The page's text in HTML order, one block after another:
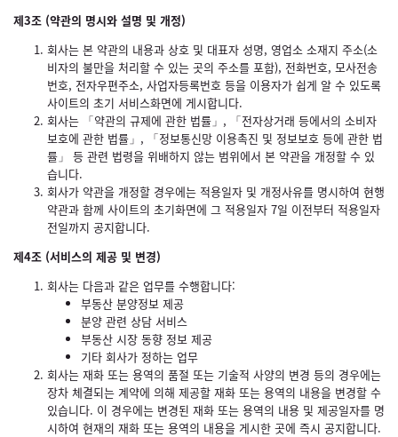
제3조 (약관의 명시와 설명 및 개정)
회사는 본 약관의 내용과 상호 및 대표자 성명, 영업소 소재지 주소(소
비자의 불만을 처리할 수 있는 곳의 주소를 포함), 전화번호, 모사전송
번호, 전자우편주소, 사업자등록번호 등을 이용자가 쉽게 알 수 있도록
사이트의 초기 서비스화면에 게시합니다.
회사는 「약관의 규제에 관한 법률」, 「전자상거래 등에서의 소비자
보호에 관한 법률」, 「정보통신망 이용촉진 및 정보보호 등에 관한 법
률」 등 관련 법령을 위배하지 않는 범위에서 본 약관을 개정할 수 있
습니다.
회사가 약관을 개정할 경우에는 적용일자 및 개정사유를 명시하여 현행
약관과 함께 사이트의 초기화면에 그 적용일자 7일 이전부터 적용일자
전일까지 공지합니다.
제4조 (서비스의 제공 및 변경)
회사는 다음과 같은 업무를 수행합니다:
부동산 분양정보 제공
분양 관련 상담 서비스
부동산 시장 동향 정보 제공
기타 회사가 정하는 업무
회사는 재화 또는 용역의 품절 또는 기술적 사양의 변경 등의 경우에는
장차 체결되는 계약에 의해 제공할 재화 또는 용역의 내용을 변경할 수
있습니다. 이 경우에는 변경된 재화 또는 용역의 내용 및 제공일자를 명
시하여 현재의 재화 또는 용역의 내용을 게시한 곳에 즉시 공지합니다.